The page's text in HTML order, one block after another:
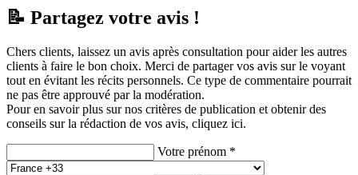
📝 Partagez votre avis !
Chers clients, laissez un avis après consultation pour aider les autres
clients à faire le bon choix. Merci de partager vos avis sur le voyant
tout en évitant les récits personnels. Ce type de commentaire pourrait
ne pas être approuvé par la modération.
Pour en savoir plus sur nos critères de publication et obtenir des
conseils sur la rédaction de vos avis, cliquez ici.
Votre prénom *